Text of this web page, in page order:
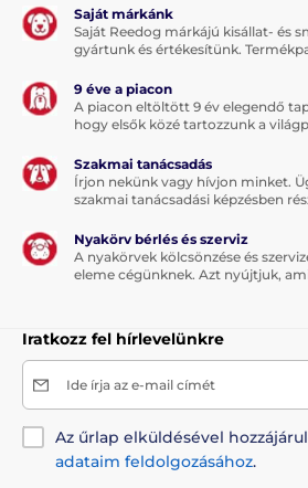
Saját márkánk
Saját Reedog márkájú kisállat- és
gyártunk és értékesítünk.
9 éve a piacon
A piacon eltöltött 9 év elegendő
hogy elsők közé tartozzunk a
Szakmai tanácsadás
Írjon nekünk vagy hívjon minket.
szakmai tanácsadási képzésben
Nyakörv bérlés és szerviz
A nyakörvek kölcsönzése és
eleme cégünknek. Azt nyújtjuk,
Iratkozz fel hírlevelünkre
Ide írja az e-mail címét
Az űrlap elküldésével
adataim feldolgozásához.